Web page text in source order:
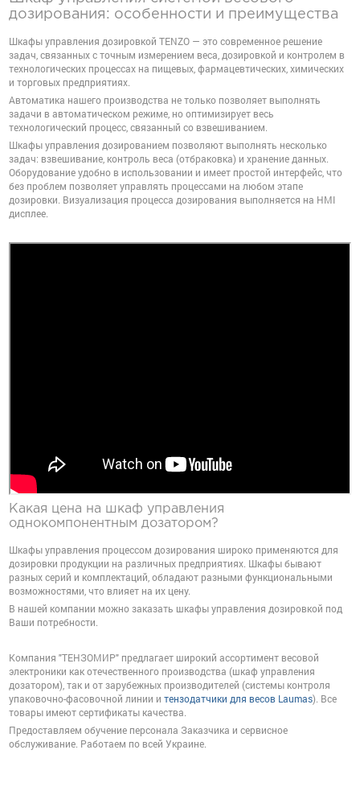
дозирования: особенности и преимущества
Шкафы управления дозировкой TENZO — это современное решение
задач, связанных с точным измерением веса, дозировкой и контролем в
технологических процессах на пищевых, фармацевтических, химических
и торговых предприятиях.
Автоматика нашего производства не только позволяет выполнять
задачи в автоматическом режиме, но оптимизирует весь
технологический процесс, связанный со взвешиванием.
Шкафы управления дозированием позволяют выполнять несколько
задач: взвешивание, контроль веса (отбраковка) и хранение данных.
Оборудование удобно в использовании и имеет простой интерфейс, что
без проблем позволяет управлять процессами на любом этапе
дозировки. Визуализация процесса дозирования выполняется на HMI
дисплее.
Какая цена на шкаф управления
однокомпонентным дозатором?
Шкафы управления процессом дозирования широко применяются для
дозировки продукции на различных предприятиях. Шкафы бывают
разных серий и комплектаций, обладают разными функциональными
возможностями, что влияет на их цену.
В нашей компании можно заказать шкафы управления дозировкой под
Ваши потребности.
Компания "ТЕНЗОМИР" предлагает широкий ассортимент весовой
электроники как отечественного производства (шкаф управления
дозатором), так и от зарубежных производителей (системы контроля
упаковочно-фасовочной линии и тензодатчики для весов Laumas). Все
товары имеют сертификаты качества.
Предоставляем обучение персонала Заказчика и сервисное
обслуживание. Работаем по всей Украине.